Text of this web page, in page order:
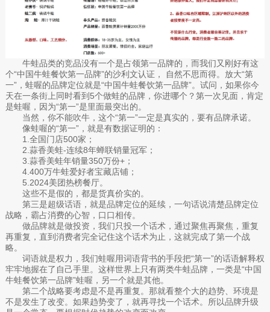
牛蛙品类的竞品没有一个是占领第一品牌的，而我们又刚好有这
个“中国牛蛙餐饮第一品牌”的沙利文认证， 自然不思而得。放大“第
一”，蛙喔的品牌定位就是“中国牛蛙餐饮第一品牌”。试问，如果你今
天在一条街上同时看到5个做蛙的品牌，你进哪个？第一次见面，肯定
是蛙喔，因为“第一”是里面最突出的。
当然，你不能吹牛，这个“第一”一定是真实的，要有品牌承诺。
像蛙喔的“第一”，就是有数据证明的：
1.全国门店500家；
2.蒜香美蛙-连续8年蝉联销量冠军；
3.蒜香美蛙年销量350万份+；
4.400万牛蛙爱好者宝藏店铺；
5.2024美团热榜餐厅。
这些不是假的，都是货真价实的。
第三是超级话语，就是品牌定位的延续，一句话说清楚品牌定位
战略，霸占消费的心智，口口相传。
做品牌就是做投资，我们只投一个话术，通过聚焦再聚焦，重复
再重复，直到消费者完全记住这个话术为止，这就完成了第一个战
略。
词语就是权力，我们蛙喔用词语背书的手段把“第一”的话语解释权
牢牢地握在了自己手里。这样世界上只有两类牛蛙品牌，一类是“中国
牛蛙餐饮第一品牌”蛙喔，另一个就是其他。
第二个战略要考虑是不是再重复。那就看整个大的趋势、环境是
不是发生了改变。如果趋势变了，就再寻找一个话术。所以品牌升级